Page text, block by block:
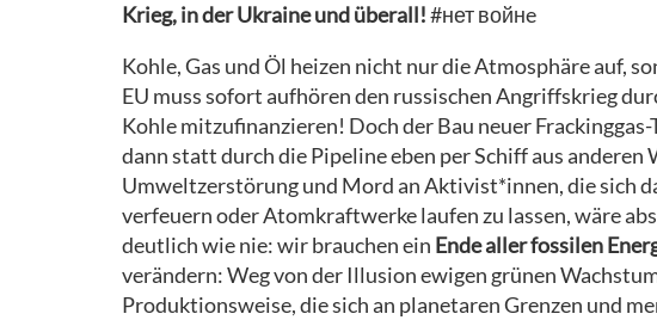
Krieg, in der Ukraine und überall!#нет войнe
Kohle, Gas und Öl heizen nicht nur die Atmosphäre auf,
EU muss sofort aufhören den russischen Angriffskrieg
Kohle mitzufinanzieren! Doch der Bau neuer
dann statt durch die Pipeline eben per Schiff aus anderen
Umweltzerstörung und Mord an Aktivist*innen, die sich
verfeuern oder Atomkraftwerke laufen zu lassen, wäre
deutlich wie nie: wir brauchen ein Ende aller fossilen
verändern: Weg von der Illusion ewigen grünen
Produktionsweise, die sich an planetaren Grenzen und